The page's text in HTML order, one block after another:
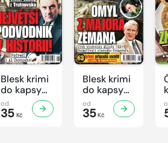
Blesk krimi
do kapsy
č.6/2026
od
35Kč
Blesk krimi
do kapsy
č.5/2026
od
35Kč